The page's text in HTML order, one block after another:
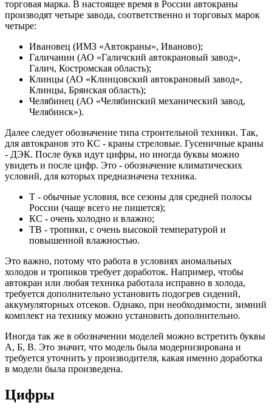
торговая марка. В настоящее время в России автокраны
производят четыре завода, соответственно и торговых марок
четыре:
Ивановец (ИМЗ «Автокраны», Иваново);
Галичанин (АО «Галичский автокрановый завод»,
Галич, Костромская область);
Клинцы (АО «Клинцовский автокрановый завод»,
Клинцы, Брянская область);
Челябинец (АО «Челябинский механический завод,
Челябинск»).
Далее следует обозначение типа строительной техники. Так,
для автокранов это КС - краны стреловые. Гусеничные краны
- ДЭК. После букв идут цифры, но иногда буквы можно
увидеть и после цифр. Это - обозначение климатических
условий, для которых предназначена техника.
Т - обычные условия, все сезоны для средней полосы
России (чаще всего не пишется);
КС - очень холодно и влажно;
ТВ - тропики, с очень высокой температурой и
повышенной влажностью.
Это важно, потому что работа в условиях аномальных
холодов и тропиков требует доработок. Например, чтобы
автокран или любая техника работала исправно в холода,
требуется дополнительно установить подогрев сидений,
аккумуляторных отсеков. Однако, при необходимости, зимний
комплект на технику можно установить дополнительно.
Иногда так же в обозначении моделей можно встретить буквы
А, Б, В. Это значит, что модель была модернизирована и
требуется уточнить у производителя, какая именно доработка
в модели была произведена.
Цифры